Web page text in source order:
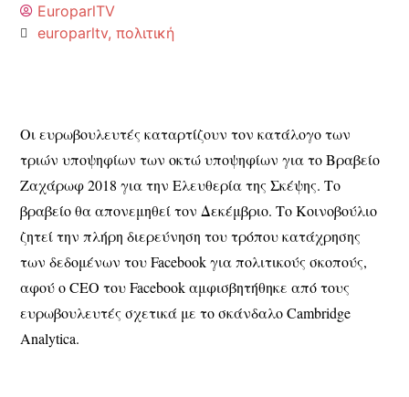
EuroparlTV
europarltv,πολιτική
Οι ευρωβουλευτές καταρτίζουν τον κατάλογο των
τριών υποψηφίων των οκτώ υποψηφίων για το Βραβείο
Ζαχάρωφ 2018 για την Ελευθερία της Σκέψης. Το
βραβείο θα απονεμηθεί τον Δεκέμβριο. Το Κοινοβούλιο
ζητεί την πλήρη διερεύνηση του τρόπου κατάχρησης
των δεδομένων του Facebook για πολιτικούς σκοπούς,
αφού ο CEO του Facebook αμφισβητήθηκε από τους
ευρωβουλευτές σχετικά με το σκάνδαλο Cambridge
Analytica.